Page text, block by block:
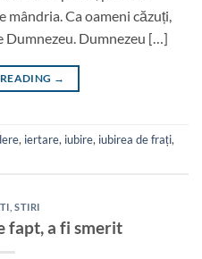
mândria. Ca oameni căzuți,
Dumnezeu. Dumnezeu […]
→
, iertare, iubire, iubirea de frați,
,STIRI
fapt, a fi smerit